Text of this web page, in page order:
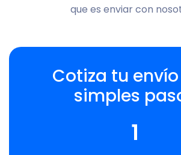
que es enviar con
Cotiza tu envío
simples
1